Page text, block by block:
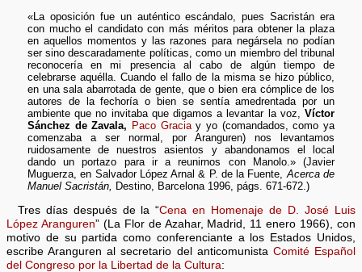
«La oposición fue un auténtico escándalo, pues Sacristán era
con mucho el candidato con más méritos para obtener la plaza
en aquellos momentos y las razones para negársela no podían
ser sino descaradamente políticas, como un miembro del tribunal
reconocería en mi presencia al cabo de algún tiempo de
celebrarse aquélla. Cuando el fallo de la misma se hizo público,
en una sala abarrotada de gente, que o bien era cómplice de los
autores de la fechoría o bien se sentía amedrentada por un
ambiente que no invitaba que digamos a levantar la voz,Víctor
Sánchez de Zavala, Paco Graciay yo (comandados, como ya
comenzaba a ser normal, por Aranguren) nos levantamos
ruidosamente de nuestros asientos y abandonamos el local
dando un portazo para ir a reunirnos con Manolo.» (Javier
Muguerza, en Salvador López Arnal & P. de la Fuente,Acerca de
Manuel Sacristán, Destino, Barcelona 1996, págs. 671-672.)
Tres días después de la “Cena en Homenaje de D. José Luis
López Aranguren” (La Flor de Azahar, Madrid, 11 enero 1966), con
motivo de su partida como conferenciante a los Estados Unidos,
escribe Aranguren al secretario del anticomunista Comité Español
del Congreso por la Libertad de la Cultura: